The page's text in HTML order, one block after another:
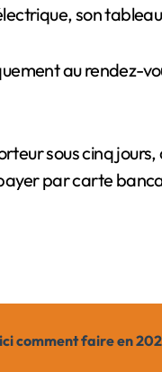
son
au rendez-
sous cinq
par carte
comment faire en